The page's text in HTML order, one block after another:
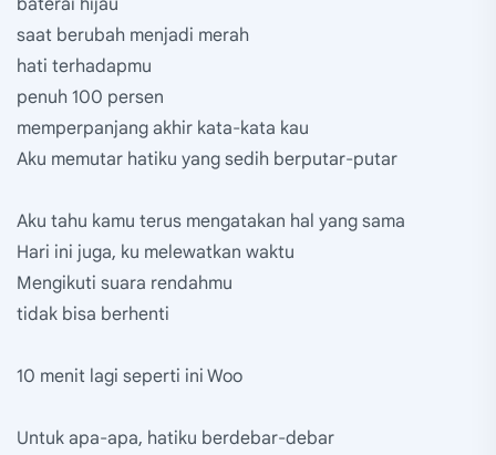
baterai hijau
saat berubah menjadi merah
hati terhadapmu
penuh 100 persen
memperpanjang akhir kata-kata kau
Aku memutar hatiku yang sedih berputar-putar
Aku tahu kamu terus mengatakan hal yang sama
Hari ini juga, ku melewatkan waktu
Mengikuti suara rendahmu
tidak bisa berhenti
10 menit lagi seperti ini Woo
Untuk apa-apa, hatiku berdebar-debar